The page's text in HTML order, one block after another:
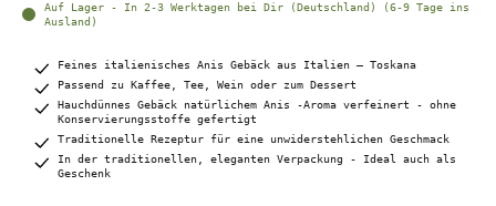
Auf Lager - In 2-3 Werktagen bei Dir (Deutschland) (6-9 Tage ins
Ausland)
Feines italienisches Anis Gebäck aus Italien – Toskana
Passend zu Kaffee, Tee, Wein oder zum Dessert
Hauchdünnes Gebäck natürlichem Anis -Aroma verfeinert - ohne
Konservierungsstoffe gefertigt
Traditionelle Rezeptur für eine unwiderstehlichen Geschmack
In der traditionellen, eleganten Verpackung - Ideal auch als
Geschenk